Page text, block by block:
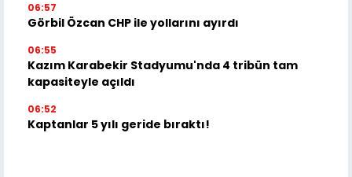
06:57
Görbil Özcan CHP ile yollarını ayırdı
06:55
Kazım Karabekir Stadyumu'nda 4 tribün tam
kapasiteyle açıldı
06:52
Kaptanlar 5 yılı geride bıraktı!